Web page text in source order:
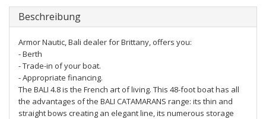
Beschreibung
Armor Nautic, Bali dealer for Brittany, offers you:
- Berth
- Trade-in of your boat.
- Appropriate financing.
The BALI 4.8 is the French art of living. This 48-foot boat has all
the advantages of the BALI CATAMARANS range: its thin and
straight bows creating an elegant line, its numerous storage